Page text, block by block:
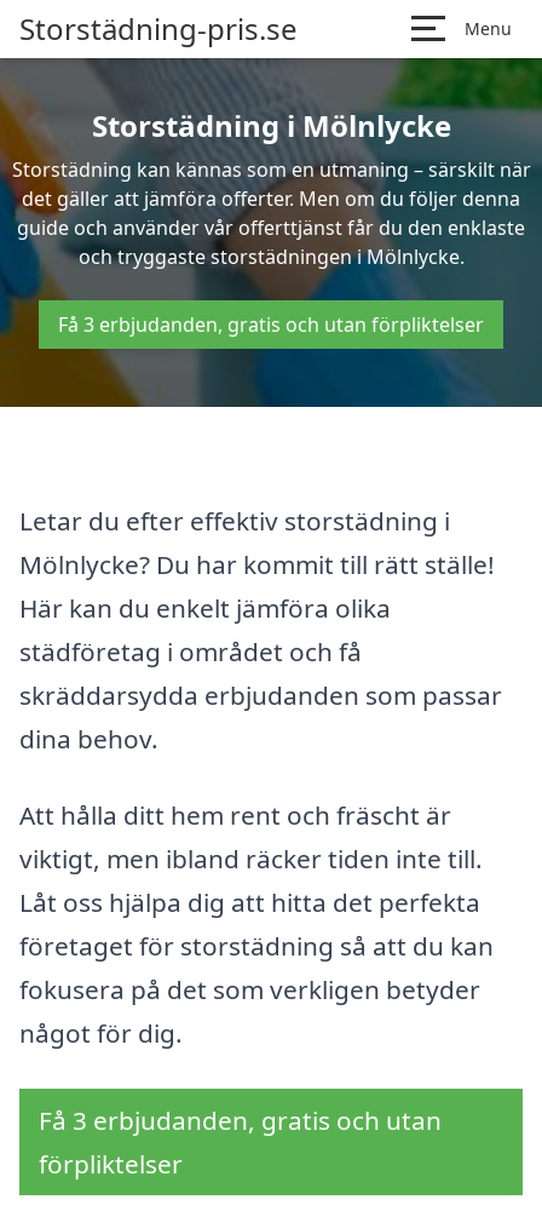
Storstädning-pris.se Menu
Storstädning i Mölnlycke
Storstädning kan kännas som en utmaning – särskilt när
det gäller att jämföra offerter. Men om du följer denna
guide och använder vår offerttjänst får du den enklaste
och tryggaste storstädningen i Mölnlycke.
Få 3 erbjudanden, gratis och utan förpliktelser
Letar du efter effektiv storstädning i
Mölnlycke? Du har kommit till rätt ställe!
Här kan du enkelt jämföra olika
städföretag i området och få
skräddarsydda erbjudanden som passar
dina behov.
Att hålla ditt hem rent och fräscht är
viktigt, men ibland räcker tiden inte till.
Låt oss hjälpa dig att hitta det perfekta
företaget för storstädning så att du kan
fokusera på det som verkligen betyder
något för dig.
Få 3 erbjudanden, gratis och utan
förpliktelser